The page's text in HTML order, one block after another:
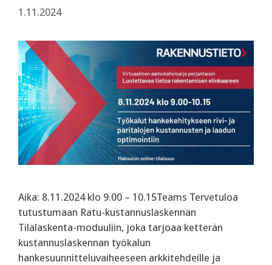
1.11.2024
Aika: 8.11.2024 klo 9.00 – 10.15Teams Tervetuloa
tutustumaan Ratu-kustannuslaskennan
Tilalaskenta-moduuliin, joka tarjoaa ketterän
kustannuslaskennan työkalun
hankesuunnitteluvaiheeseen arkkitehdeille ja